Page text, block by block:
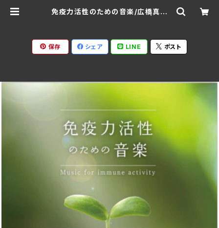
免疫力活性のための音楽/広橋真紀
保存 シェア LINE ポスト